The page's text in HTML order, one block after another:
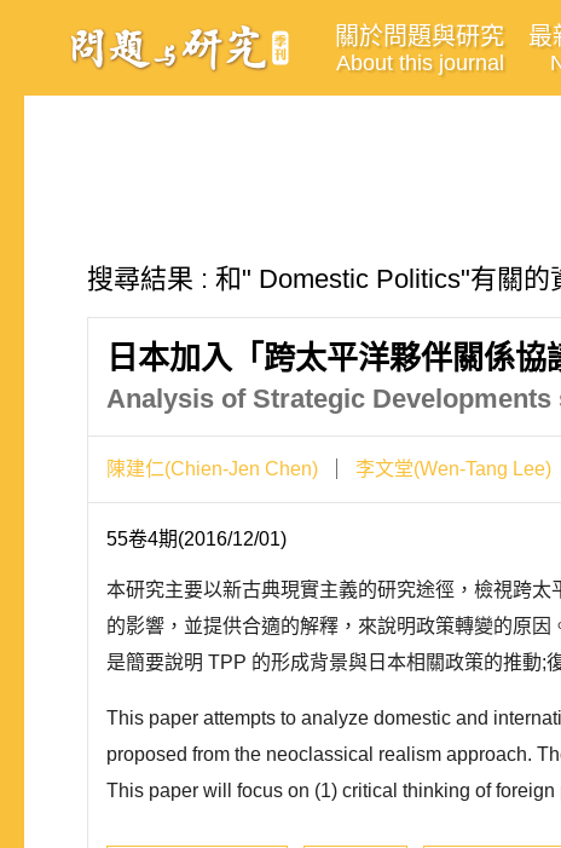
關於問題與研究
About this journal
最
搜尋結果 : 和" Domestic Politics"有關的
日本加入「跨太平洋夥伴關係
Analysis of Strategic Developments
陳建仁(Chien-Jen Chen) 李文堂(Wen-Tang Lee)
55卷4期(2016/12/01)
本研究主要以新古典現實主義的研究途徑，檢視跨
的影響，並提供合適的解釋，來說明政策轉變的原
是簡要說明 TPP 的形成背景與日本相關政策的推動;
This paper attempts to analyze domestic and
proposed from the neoclassical realism approach.
This paper will focus on (1) critical thinking of